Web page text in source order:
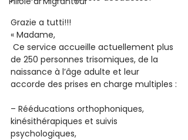
Grazie a tutti!!!
« Madame,
Ce service accueille actuellement plus
de 250 personnes trisomiques, de la
naissance à l’âge adulte et leur
accorde des prises en charge multiples :
– Rééducations orthophoniques,
kinésithérapiques et suivis
psychologiques,